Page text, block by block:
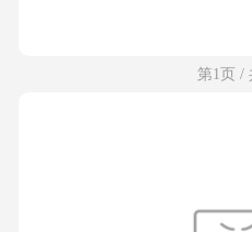
第1页 /